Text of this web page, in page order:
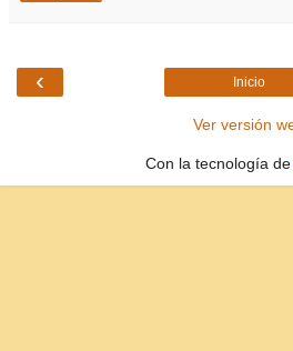
‹ Inicio
Ver versión
Con la tecnología de